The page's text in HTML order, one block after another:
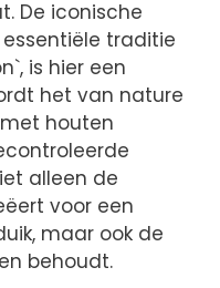
De iconische
traditie
is hier een
het van nature
houten
alleen de
voor een
maar ook de
behoudt.